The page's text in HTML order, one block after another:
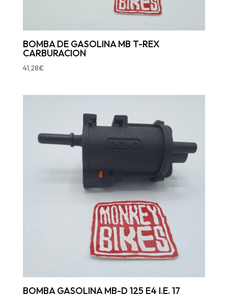
BOMBA DE GASOLINA MB T-REX
CARBURACION
41,28€
BOMBA GASOLINA MB-D 125 E4 I.E. 17